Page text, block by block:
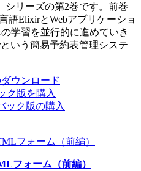
シリーズの第2巻です。前巻
語ElixirとWebアプリケーショ
学習を並行的に進めていき
いう簡易予約表管理システ
ウンロード
ク版を購入
ック版の購入
フォーム（前編）